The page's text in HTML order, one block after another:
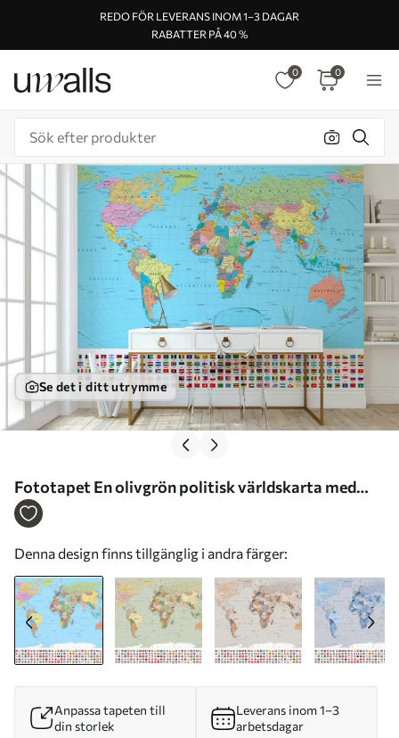
REDO FÖR LEVERANS INOM 1–3 DAGAR
RABATTER PÅ 40 %
0 0
Se det i ditt utrymme
Fototapet En olivgrön politisk världskarta med
flaggor på spanska Nr. c00004es
Denna design finns tillgänglig i andra färger:
Anpassa tapeten till
din storlek
Leverans inom 1–3
arbetsdagar